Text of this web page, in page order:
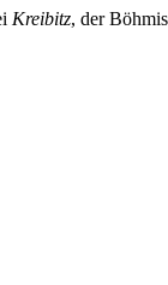
Kreibitz, der